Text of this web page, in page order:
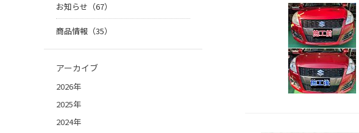
お知らせ（67）
商品情報（35）
アーカイブ
2026年
2025年
2024年